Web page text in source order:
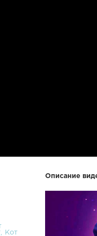
Описание
Кот